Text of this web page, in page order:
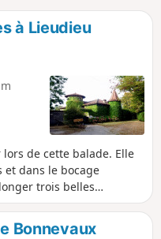
à Lieudieu
de cette balade. Elle
et dans le bocage
trois belles
le château de
ainsi que
Bonnevaux